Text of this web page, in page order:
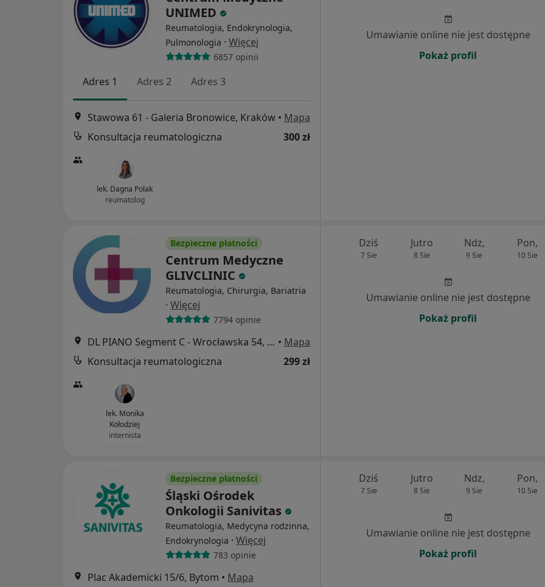
UNIMED
Reumatologia, Endokrynologia,
Pulmonologia · Więcej
6857 opinii
Adres 1 Adres 2 Adres 3
Stawowa 61 - Galeria Bronowice, Kraków • Mapa
Konsultacja reumatologiczna
300 zł
lek. Dagna Polak
reumatolog
Umawianie online nie jest dostępne
Pokaż profil
Bezpieczne płatności
Centrum Medyczne
GLIVCLINIC
Reumatologia, Chirurgia, Bariatria
· Więcej
7794 opinie
DL PIANO Segment C - Wrocławska 54, Katowice • Mapa
Konsultacja reumatologiczna
299 zł
lek. Monika
Kołodziej
internista
Dziś
7 Sie
Jutro
8 Sie
Ndz,
9 Sie
Pon,
10 Sie
Umawianie online nie jest dostępne
Pokaż profil
Bezpieczne płatności
Śląski Ośrodek
Onkologii Sanivitas
Reumatologia, Medycyna rodzinna,
Endokrynologia · Więcej
783 opinie
Plac Akademicki 15/6, Bytom • Mapa
Dziś
7 Sie
Jutro
8 Sie
Ndz,
9 Sie
Pon,
10 Sie
Umawianie online nie jest dostępne
Pokaż profil